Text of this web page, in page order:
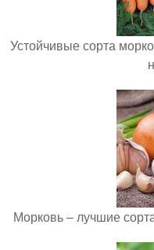
Устойчивые сорта
Морковь – лучшие